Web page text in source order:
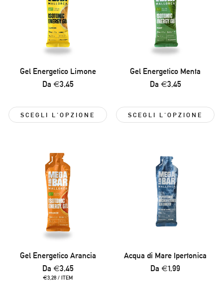
Gel Energetico Limone
Prezzo
Da €3,45
SCEGLI L'OPZIONE
Gel Energetico Menta
Prezzo
Da €3,45
SCEGLI L'OPZIONE
Gel Energetico Arancia
Prezzo
normale
Da €3,45
PREZZO
€3,28 / PER
ITEM
Acqua di Mare Ipertonica
Prezzo
Da €1,99